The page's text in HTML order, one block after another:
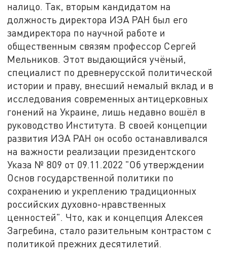
налицо. Так, вторым кандидатом на
должность директора ИЭА РАН был его
замдиректора по научной работе и
общественным связям профессор Сергей
Мельников. Этот выдающийся учёный,
специалист по древнерусской политической
истории и праву, внесший немалый вклад и в
исследования современных антицерковных
гонений на Украине, лишь недавно вошёл в
руководство Института. В своей концепции
развития ИЭА РАН он особо останавливался
на важности реализации президентского
Указа № 809 от 09.11.2022 "Об утверждении
Основ государственной политики по
сохранению и укреплению традиционных
российских духовно-нравственных
ценностей". Что, как и концепция Алексея
Загребина, стало разительным контрастом с
политикой прежних десятилетий.